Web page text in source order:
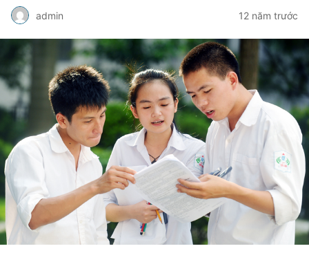
admin 12 năm trước